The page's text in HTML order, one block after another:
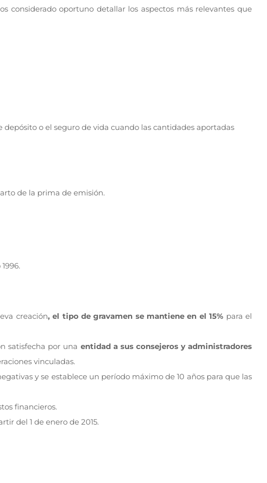
considerado oportuno detallar los aspectos más relevantes que
o el seguro de vida cuando las cantidades aportadas
de la prima de emisión.
creación, el tipo de gravamen se mantiene en el 15% para el
satisfecha por una entidad a sus consejeros y administradores
vinculadas.
y se establece un período máximo de 10 años para que las
financieros.
del 1 de enero de 2015.